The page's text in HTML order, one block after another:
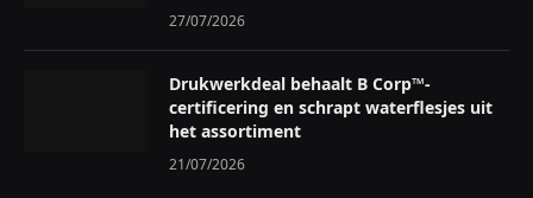
27/07/2026
Drukwerkdeal behaalt B Corp™-
certificering en schrapt waterflesjes uit
het assortiment
21/07/2026